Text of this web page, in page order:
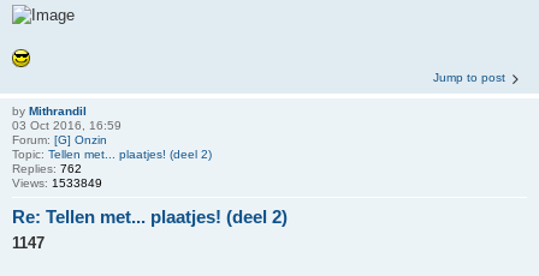
Jump to post
by Mithrandil
03 Oct 2016, 16:59
Forum: [G] Onzin
Topic: Tellen met... plaatjes! (deel 2)
Replies: 762
Views: 1533849
Re: Tellen met... plaatjes! (deel 2)
1147